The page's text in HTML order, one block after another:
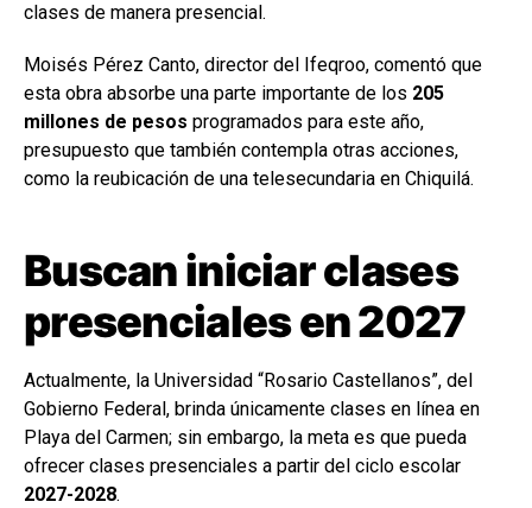
clases de manera presencial.
Moisés Pérez Canto, director del Ifeqroo, comentó que
esta obra absorbe una parte importante de los 205
millones de pesos programados para este año,
presupuesto que también contempla otras acciones,
como la reubicación de una telesecundaria en Chiquilá.
Buscan iniciar clases
presenciales en 2027
Actualmente, la Universidad “Rosario Castellanos”, del
Gobierno Federal, brinda únicamente clases en línea en
Playa del Carmen; sin embargo, la meta es que pueda
ofrecer clases presenciales a partir del ciclo escolar
2027-2028.